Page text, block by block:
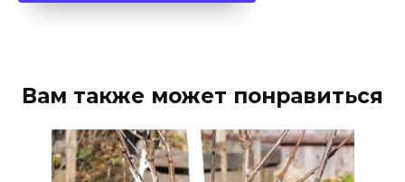
Вам также может понравиться